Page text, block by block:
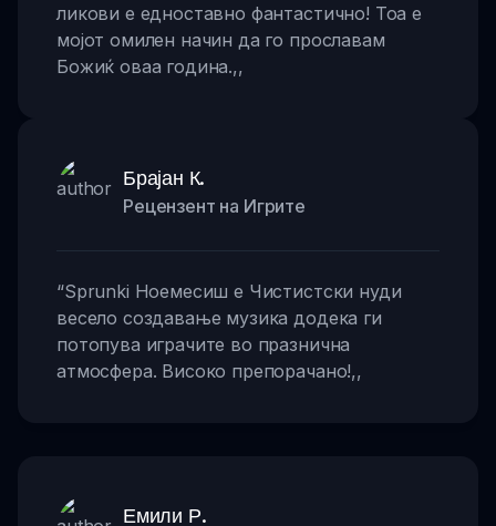
ликови е едноставно фантастично! Тоа е
мојот омилен начин да го прославам
Божиќ оваа година.,,
Брајан К.
Рецензент на Игрите
“Sprunki Ноемесиш е Чистистски нуди
весело создавање музика додека ги
потопува играчите во празнична
атмосфера. Високо препорачано!,,
Емили Р.